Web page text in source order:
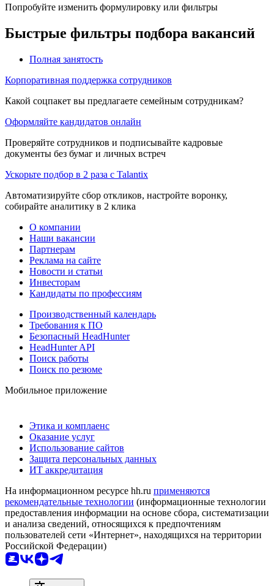
Попробуйте изменить формулировку или фильтры
Быстрые фильтры подбора вакансий
Полная занятость
Корпоративная поддержка сотрудников
Какой соцпакет вы предлагаете семейным сотрудникам?
Оформляйте кандидатов онлайн
Проверяйте сотрудников и подписывайте кадровые
документы без бумаг и личных встреч
Ускорьте подбор в 2 раза с Talantix
Автоматизируйте сбор откликов, настройте воронку,
собирайте аналитику в 2 клика
О компании
Наши вакансии
Партнерам
Реклама на сайте
Новости и статьи
Инвесторам
Кандидаты по профессиям
Производственный календарь
Требования к ПО
Безопасный HeadHunter
HeadHunter API
Поиск работы
Поиск по резюме
Мобильное приложение
Этика и комплаенс
Оказание услуг
Использование сайтов
Защита персональных данных
ИТ аккредитация
На информационном ресурсе hh.ru применяются
рекомендательные технологии (информационные технологии
предоставления информации на основе сбора, систематизации
и анализа сведений, относящихся к предпочтениям
пользователей сети «Интернет», находящихся на территории
Российской Федерации)